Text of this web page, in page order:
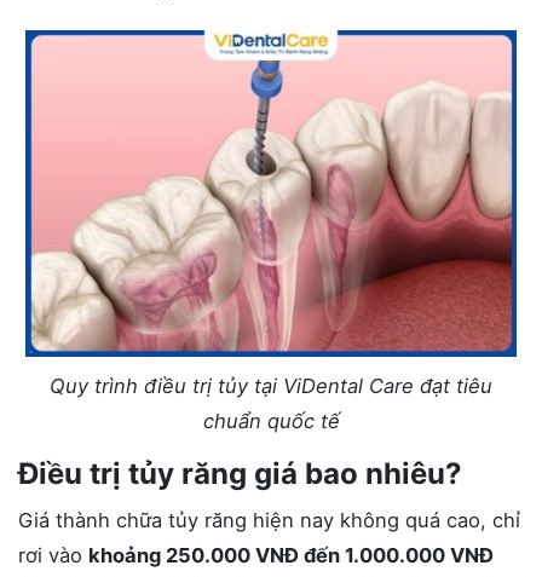
Quy trình điều trị tủy tại ViDental Care đạt tiêu
chuẩn quốc tế
Điều trị tủy răng giá bao nhiêu?
Giá thành chữa tủy răng hiện nay không quá cao, chỉ
rơi vào khoảng 250.000 VNĐ đến 1.000.000 VNĐ